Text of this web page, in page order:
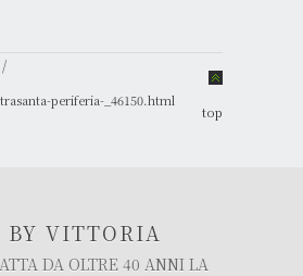
/
periferia-_46150.html
top
BY VITTORIA
DA OLTRE 40 ANNI LA